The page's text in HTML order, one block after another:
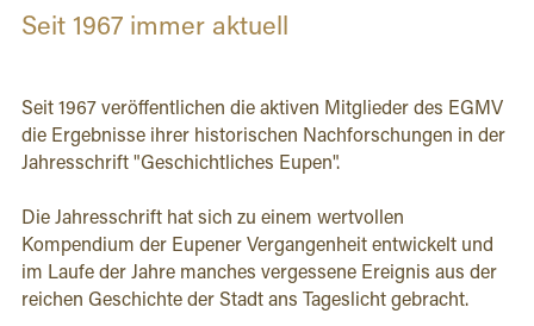
Seit 1967 immer aktuell
Seit 1967 veröffentlichen die aktiven Mitglieder des EGMV
die Ergebnisse ihrer historischen Nachforschungen in der
Jahresschrift "Geschichtliches Eupen".
Die Jahresschrift hat sich zu einem wertvollen
Kompendium der Eupener Vergangenheit entwickelt und
im Laufe der Jahre manches vergessene Ereignis aus der
reichen Geschichte der Stadt ans Tageslicht gebracht.